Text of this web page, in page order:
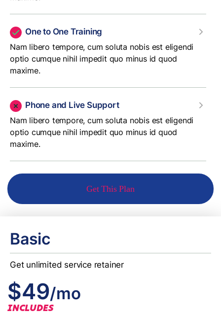
One to One Training
Nam libero tempore, cum soluta nobis est eligendi
optio cumque nihil impedit quo minus id quod
maxime.
Phone and Live Support
Nam libero tempore, cum soluta nobis est eligendi
optio cumque nihil impedit quo minus id quod
maxime.
Get This Plan
Basic
Get unlimited service retainer
$49/mo
INCLUDES